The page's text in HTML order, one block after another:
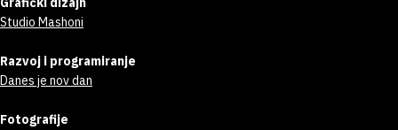
Studio Mashoni
Razvoj i programiranje
Danes je nov dan
Fotografije